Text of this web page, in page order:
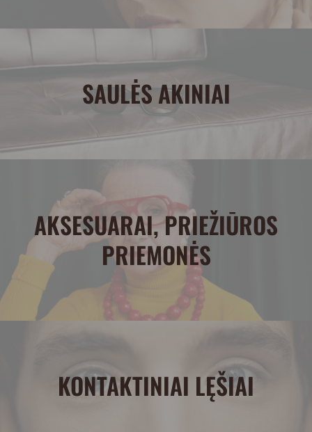
SAULĖS AKINIAI
AKSESUARAI, PRIEŽIŪROS
PRIEMONĖS
KONTAKTINIAI LĘŠIAI